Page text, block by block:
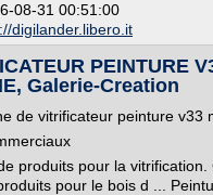
08-31 00:51:00
digilander.libero.it
PEINTURE
Galerie-Creation
de vitrificateur peinture v33
produits pour la vitrification.
pour le bois d ...